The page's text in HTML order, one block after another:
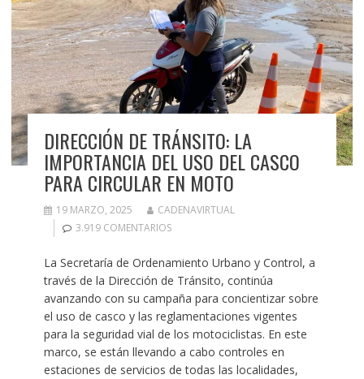
DIRECCIÓN DE TRÁNSITO: LA
IMPORTANCIA DEL USO DEL CASCO
PARA CIRCULAR EN MOTO
19 MARZO, 2025
CADENAVIRTUAL
3.919 COMENTARIOS
La Secretaría de Ordenamiento Urbano y Control, a
través de la Dirección de Tránsito, continúa
avanzando con su campaña para concientizar sobre
el uso de casco y las reglamentaciones vigentes
para la seguridad vial de los motociclistas. En este
marco, se están llevando a cabo controles en
estaciones de servicios de todas las localidades,